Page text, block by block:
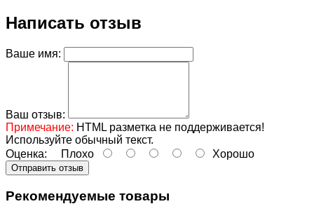
Написать отзыв
Ваше имя:
Ваш отзыв:
Примечание: HTML разметка не поддерживается!
Используйте обычный текст.
Оценка: Плохо Хорошо
Отправить отзыв
Рекомендуемые товары